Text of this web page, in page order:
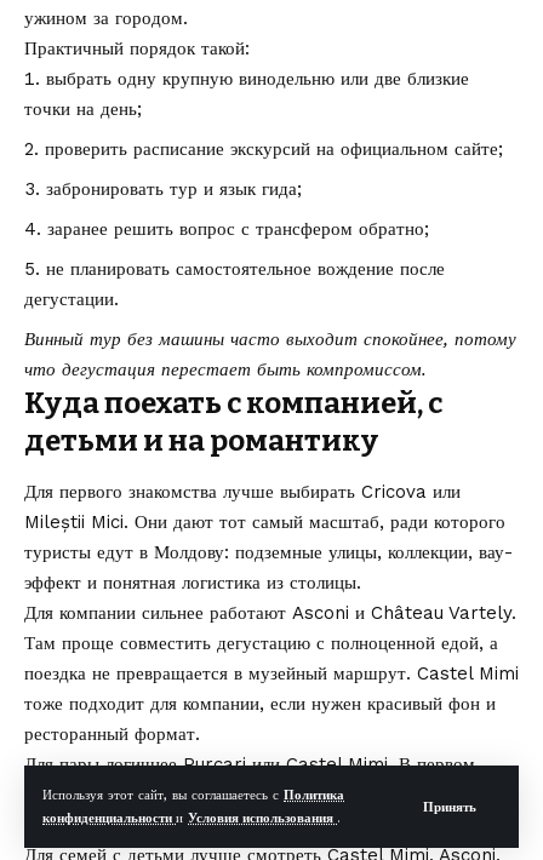
Используя этот сайт, вы соглашаетесь с Политика
конфиденциальности и Условия использования .
Принять
ужином за городом.
Практичный порядок такой:
выбрать одну крупную винодельню или две близкие
точки на день;
проверить расписание экскурсий на официальном сайте;
забронировать тур и язык гида;
заранее решить вопрос с трансфером обратно;
не планировать самостоятельное вождение после
дегустации.
Винный тур без машины часто выходит спокойнее, потому
что дегустация перестает быть компромиссом.
Куда поехать с компанией, с
детьми и на романтику
Для первого знакомства лучше выбирать Cricova или
Mileștii Mici. Они дают тот самый масштаб, ради которого
туристы едут в Молдову: подземные улицы, коллекции, вау-
эффект и понятная логистика из столицы.
Для компании сильнее работают Asconi и Château Vartely.
Там проще совместить дегустацию с полноценной едой, а
поездка не превращается в музейный маршрут. Castel Mimi
тоже подходит для компании, если нужен красивый фон и
ресторанный формат.
Для пары логичнее Purcari или Castel Mimi. В первом
случае это уикенд с вином, рестораном и ночевкой, во
втором, архитектура, фото и дорога без долгого переезда.
Для семей с детьми лучше смотреть Castel Mimi, Asconi,